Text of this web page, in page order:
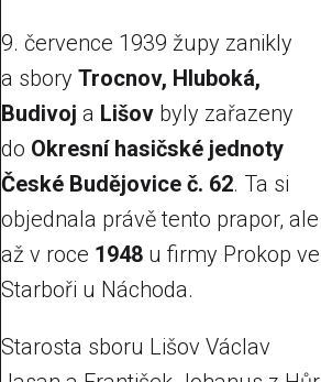
9. července 1939 župy zanikly
a sbory Trocnov, Hluboká,
Budivoj a Lišov byly zařazeny
do Okresní hasičské jednoty
České Budějovice č. 62. Ta si
objednala právě tento prapor, ale
až v roce 1948 u firmy Prokop ve
Starboři u Náchoda.
Starosta sboru Lišov Václav